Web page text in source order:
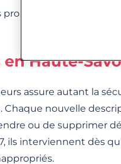
vous pourrez
Haute-
assure autant la
Chaque nouvelle
ou de supprimer
ils interviennent dès